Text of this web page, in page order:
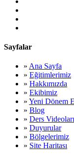
Sayfalar
» Ana Sayfa
» Eğitimlerimiz
» Hakkımızda
» Ekibimiz
» Yeni Dönem
» Blog
» Ders Videoları
» Duyurular
» Bölgelerimiz
» Site Haritası